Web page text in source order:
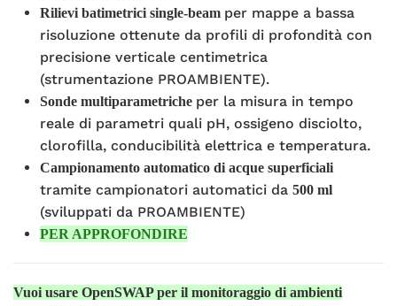
Rilievi batimetrici single-beam per mappe a bassa
risoluzione ottenute da profili di profondità con
precisione verticale centimetrica
(strumentazione PROAMBIENTE).
Sonde multiparametriche per la misura in tempo
reale di parametri quali pH, ossigeno disciolto,
clorofilla, conducibilità elettrica e temperatura.
Campionamento automatico di acque superficiali
tramite campionatori automatici da 500 ml
(sviluppati da PROAMBIENTE)
PER APPROFONDIRE
Vuoi usare OpenSWAP per il monitoraggio di ambienti